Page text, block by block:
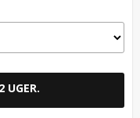
UGER.